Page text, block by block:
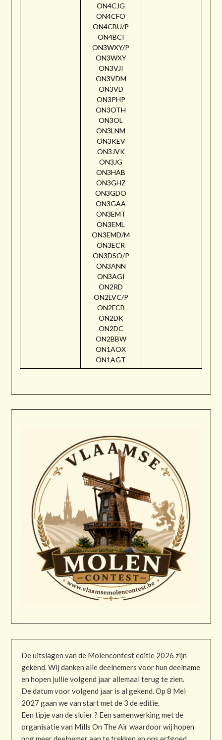
ON4CJG
ON4CFO
ON4CBU/P
ON4BCI
ON3WXY/P
ON3WXY
ON3VJI
ON3VDM
ON3VD
ON3PHP
ON3OTH
ON3OL
ON3LNM
ON3KEV
ON3JVK
ON3JG
ON3HAB
ON3GHZ
ON3GDO
ON3GAA
ON3EMT
ON3EML
ON3EMD/M
ON3ECR
ON3DSO/P
ON3ANN
ON3AGI
ON2RD
ON2LVC/P
ON2FCB
ON2DK
ON2DC
ON2BBW
ON1AOX
ON1AGT
De uitslagen van de Molencontest editie 2026 zijn
gekend. Wij danken alle deelnemers voor hun deelname
en hopen jullie volgend jaar allemaal terug te zien.
De datum voor volgend jaar is al gekend. Op 8 Mei
2027 gaan we van start met de 3 de editie.
Een tipje van de sluier ? Een samenwerking met de
organisatie van Mills On The Air waardoor wij hopen